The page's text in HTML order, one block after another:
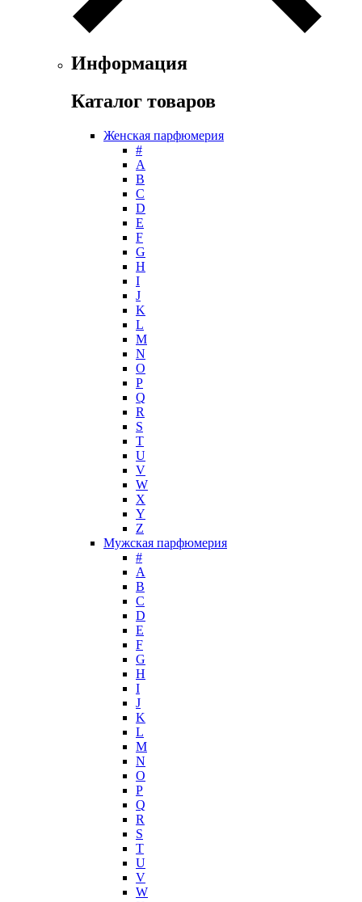
Информация
Каталог товаров
Женская парфюмерия
#
А
B
C
D
E
F
G
H
I
J
K
L
M
N
O
P
Q
R
S
T
U
V
W
X
Y
Z
Мужская парфюмерия
#
A
B
C
D
E
F
G
H
I
J
K
L
M
N
O
P
Q
R
S
T
U
V
W